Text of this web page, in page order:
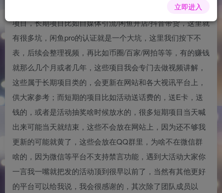
写给新朋友下面这些，网络项目大体分2种，长期项目和短期
项目，长期项目比如自媒体引流/闲鱼开店/抖音带货，这里就
有很多坑，闲鱼pro的认证就是一个大坑，这里我们按下不
表，后续会整理视频，再比如币圈/百家/网拍等等，有的赚钱
就那么几个月或者几年，这些项目我会专门去做视频讲解，
这些属于长期项目类的，会更新在网站和各大视讯平台上，
供大家参考；而短期的项目比如活动送话费的，送E卡，送
钱的，或者是活动抽奖啥时候放水的，很多短期项目当天喊
出来可能当天就结束，这些不会放在网站上，因为还不够我
更新的可能就黄了，这些会放在QQ群里，为啥不在微信群
啥的，因为微信等平台不支持禁言功能，遇到大活动大家你
一言我一嘴就把发的活动顶到很早以前了，当然有其他更好
的平台可以给我说，我会很感谢的，其次除了团队成员以
立即进入